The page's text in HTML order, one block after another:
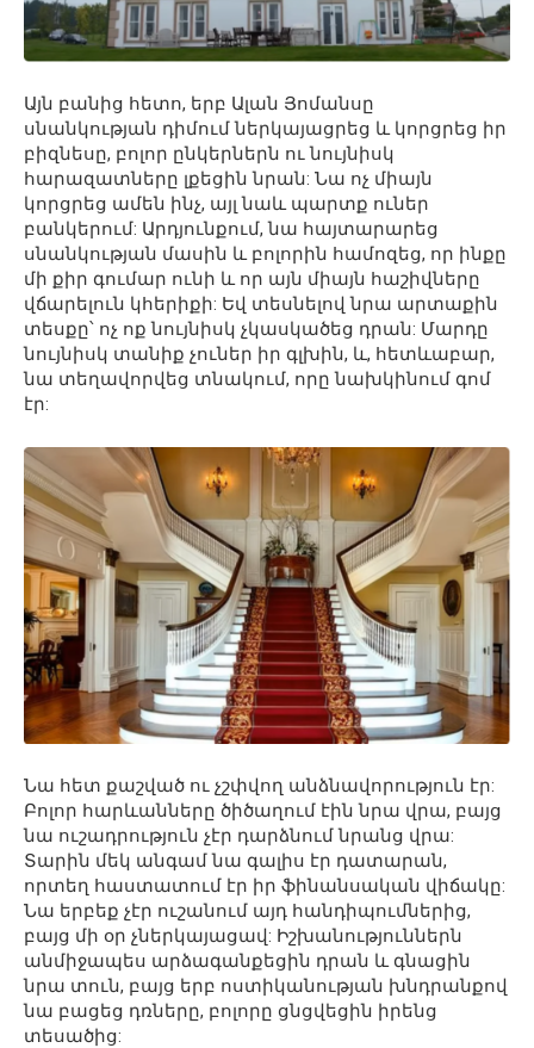
Այն բանից հետո, երբ Ալան Յոմանսը
սնանկության դիմում ներկայացրեց և կորցրեց իր
բիզնեսը, բոլոր ընկերներն ու նույնիսկ
հարազատները լքեցին նրան: Նա ոչ միայն
կորցրեց ամեն ինչ, այլ նաև պարտք ուներ
բանկերում: Արդյունքում, նա հայտարարեց
սնանկության մասին և բոլորին համոզեց, որ ինքը
մի քիր գումար ունի և որ այն միայն հաշիվները
վճարելուն կհերիքի: Եվ տեսնելով նրա արտաքին
տեսքը՝ ոչ ոք նույնիսկ չկասկածեց դրան: Մարդը
նույնիսկ տանիք չուներ իր գլխին, և, հետևաբար,
նա տեղավորվեց տնակում, որը նախկինում գոմ
էր:
Նա հետ քաշված ու չշփվող անձնավորություն էր:
Բոլոր հարևանները ծիծաղում էին նրա վրա, բայց
նա ուշադրություն չէր դարձնում նրանց վրա:
Տարին մեկ անգամ նա գալիս էր դատարան,
որտեղ հաստատում էր իր ֆինանսական վիճակը:
Նա երբեք չէր ուշանում այդ հանդիպումներից,
բայց մի օր չներկայացավ: Իշխանություններն
անմիջապես արձագանքեցին դրան և գնացին
նրա տուն, բայց երբ ոստիկանության խնդրանքով
նա բացեց դռները, բոլորը ցնցվեցին իրենց
տեսածից: